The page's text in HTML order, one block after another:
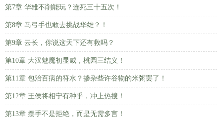
第7章 华雄不削能玩？连死三十五次！
第8章 马弓手也敢去挑战华雄？！
第9章 云长，你说这天下还有救吗？
第10章 大汉魅魔初显威，桃园三结义！
第11章 包治百病的符水？掺杂些许谷物的米粥罢了！
第12章 王侯将相宁有种乎，冲上热搜！
第13章 摆手不是拒绝，而是无需多言！